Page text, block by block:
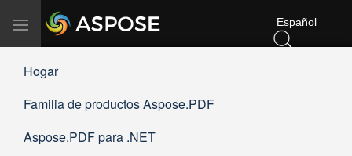
Alternar
navegación
Español
Hogar
Familia de productos Aspose.PDF
Aspose.PDF para .NET